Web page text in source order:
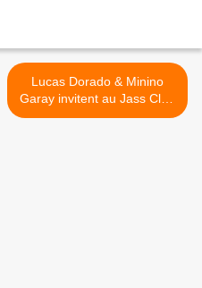
Lucas Dorado & Minino
Garay invitent au Jass Club
>